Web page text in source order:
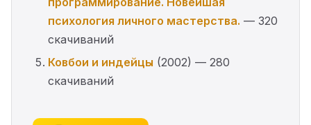
психология личного мастерства. — 320
скачиваний
Ковбои и индейцы (2002) — 280
скачиваний